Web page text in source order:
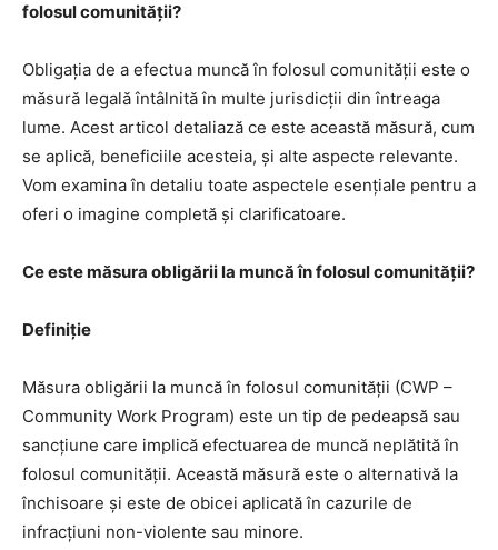
folosul comunității?
Obligația de a efectua muncă în folosul comunității este o
măsură legală întâlnită în multe jurisdicții din întreaga
lume. Acest articol detaliază ce este această măsură, cum
se aplică, beneficiile acesteia, și alte aspecte relevante.
Vom examina în detaliu toate aspectele esențiale pentru a
oferi o imagine completă și clarificatoare.
Ce este măsura obligării la muncă în folosul comunității?
Definiție
Măsura obligării la muncă în folosul comunității (CWP –
Community Work Program) este un tip de pedeapsă sau
sancțiune care implică efectuarea de muncă neplătită în
folosul comunității. Această măsură este o alternativă la
închisoare și este de obicei aplicată în cazurile de
infracțiuni non-violente sau minore.